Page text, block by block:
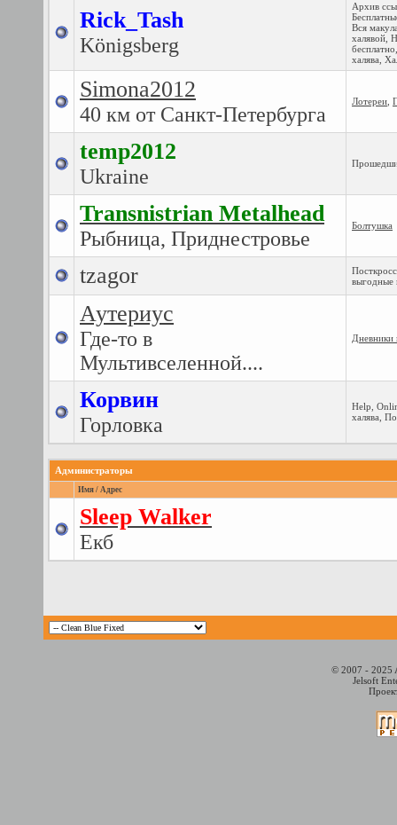
Rick_Tash
Königsberg
Архив
Вся
халявой
бесплатно
халява
Simona2012
40 км от Санкт-Петербурга
Лотереи
temp2012
Ukraine
Transnistrian Metalhead
Рыбница, Приднестровье
Болтушка
tzagor
выгодные
Аутериус
Где-то в
Мультивселенной....
Дневники
Корвин
Горловка
Help
халява
Администраторы
Имя / Адрес
Sleep Walker
Екб
© 2007 - 2025
Jelsoft